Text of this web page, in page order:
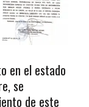
en el estado
se
de este